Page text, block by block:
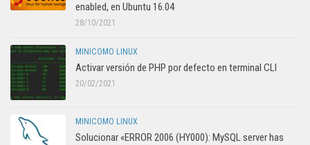
enabled, en Ubuntu 16.04
28/10/2021
MINICOMO LINUX
Activar versión de PHP por defecto en terminal CLI
20/02/2021
MINICOMO LINUX
Solucionar «ERROR 2006 (HY000): MySQL server has